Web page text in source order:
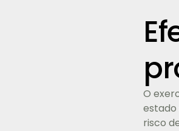
O
estado
risco